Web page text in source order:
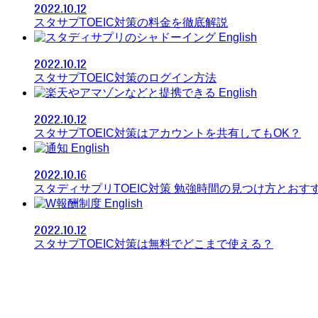
2022.10.12
スタサプTOEIC対策の料金を徹底解説
English
2022.10.12
スタサプTOEIC対策のログイン方法
English
2022.10.12
スタサプTOEIC対策はアカウントを共有してもOK？
English
2022.10.16
スタディサプリTOEIC対策 勉強時間の見つけ方とおす
English
2022.10.12
スタサプTOEIC対策は無料でどこまで使える？